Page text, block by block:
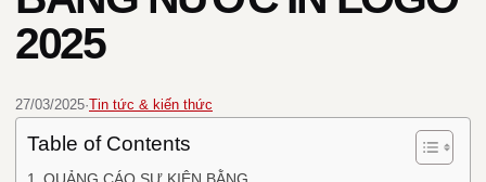
2025
27/03/2025·Tin tức & kiến thức
Table of Contents